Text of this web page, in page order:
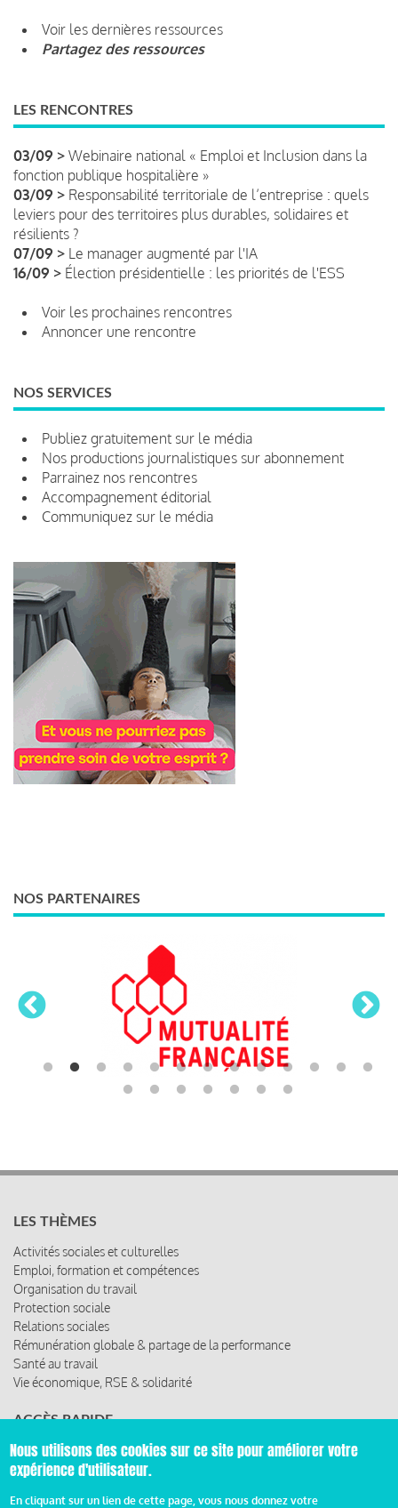
Voir les dernières ressources
Partagez des ressources
LES RENCONTRES
03/09 > Webinaire national « Emploi et Inclusion dans la
fonction publique hospitalière »
03/09 > Responsabilité territoriale de l’entreprise : quels
leviers pour des territoires plus durables, solidaires et
résilients ?
07/09 > Le manager augmenté par l'IA
16/09 > Élection présidentielle : les priorités de l'ESS
Voir les prochaines rencontres
Annoncer une rencontre
NOS SERVICES
Publiez gratuitement sur le média
Nos productions journalistiques sur abonnement
Parrainez nos rencontres
Accompagnement éditorial
Communiquez sur le média
NOS PARTENAIRES
LES THÈMES
Activités sociales et culturelles
Emploi, formation et compétences
Organisation du travail
Protection sociale
Relations sociales
Rémunération globale & partage de la performance
Santé au travail
Vie économique, RSE & solidarité
ACCÈS RAPIDE
Les abonnements
Les rencontres
Nous utilisons des cookies sur ce site pour améliorer votre
expérience d'utilisateur.
En cliquant sur un lien de cette page, vous nous donnez votre